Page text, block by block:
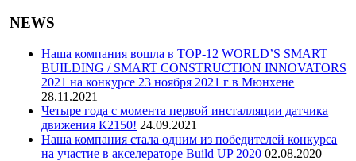
NEWS
Наша компания вошла в TOP-12 WORLD’S SMART
BUILDING / SMART CONSTRUCTION INNOVATORS
2021 на конкурсе 23 ноября 2021 г в Мюнхене
28.11.2021
Четыре года с момента первой инсталляции датчика
движения К2150! 24.09.2021
Наша компания стала одним из победителей конкурса
на участие в акселераторе Build UP 2020 02.08.2020